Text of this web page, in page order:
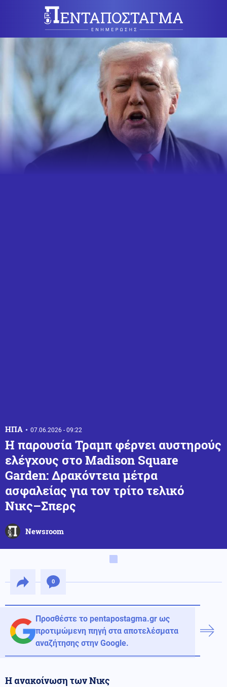
ΗΠΑ 07.06.2026 - 09:22
Η παρουσία Τραμπ φέρνει αυστηρούς
ελέγχους στο Madison Square
Garden: Δρακόντεια μέτρα
ασφαλείας για τον τρίτο τελικό
Νικς–Σπερς
Newsroom
0
Προσθέστε το pentapostagma.gr ως
προτιμώμενη πηγή στα αποτελέσματα
αναζήτησης στην Google.
Η ανακοίνωση των Νικς